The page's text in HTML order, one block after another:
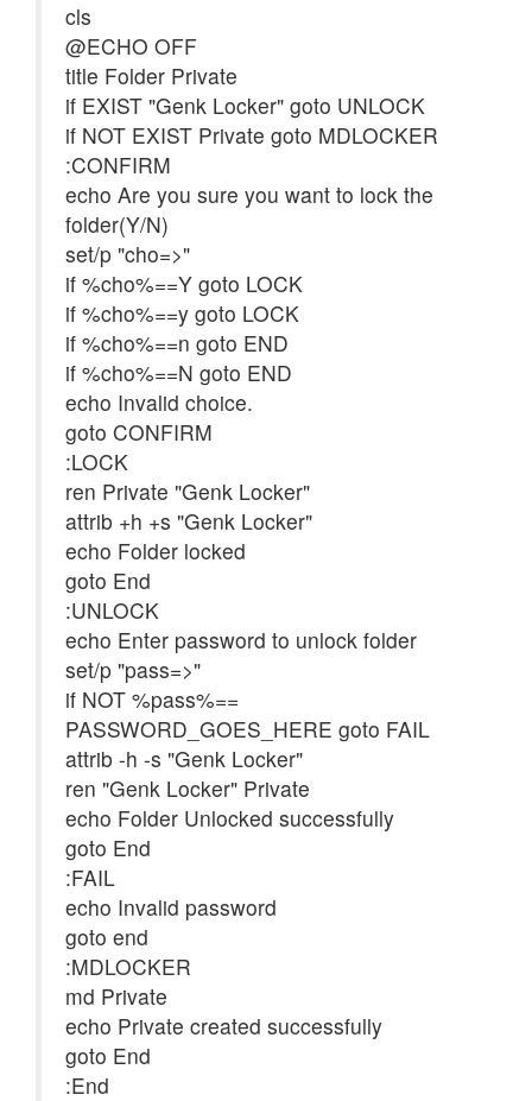
cls
@ECHO OFF
title Folder Private
if EXIST "Genk Locker" goto UNLOCK
if NOT EXIST Private goto MDLOCKER
:CONFIRM
echo Are you sure you want to lock the
folder(Y/N)
set/p "cho=>"
if %cho%==Y goto LOCK
if %cho%==y goto LOCK
if %cho%==n goto END
if %cho%==N goto END
echo Invalid choice.
goto CONFIRM
:LOCK
ren Private "Genk Locker"
attrib +h +s "Genk Locker"
echo Folder locked
goto End
:UNLOCK
echo Enter password to unlock folder
set/p "pass=>"
if NOT %pass%==
PASSWORD_GOES_HERE goto FAIL
attrib -h -s "Genk Locker"
ren "Genk Locker" Private
echo Folder Unlocked successfully
goto End
:FAIL
echo Invalid password
goto end
:MDLOCKER
md Private
echo Private created successfully
goto End
:End